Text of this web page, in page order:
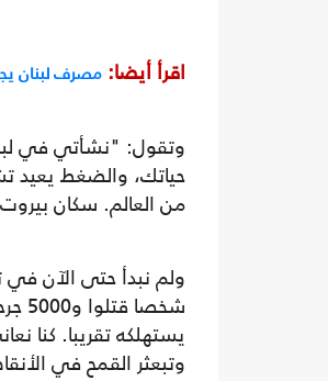
اقرأ أيضا: مصرف لبنان
وتقول: "نشأتي في
حياتك، والضغط
من العالم. سكان
يستهلكه تقريبا. كنا
وتبعثر القمح في